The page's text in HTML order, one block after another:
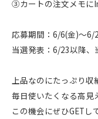
③カートの注文メモに
応募期間：6/6(金)〜6/
当選発表：6/23以降、
上品なのにたっぷり収
毎日使いたくなる高見
この機会にぜひGETし